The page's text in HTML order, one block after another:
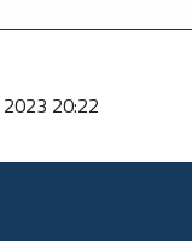
20:22